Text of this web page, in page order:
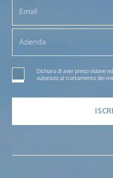
Dichiaro di aver preso visione
autorizzo al trattamento dei